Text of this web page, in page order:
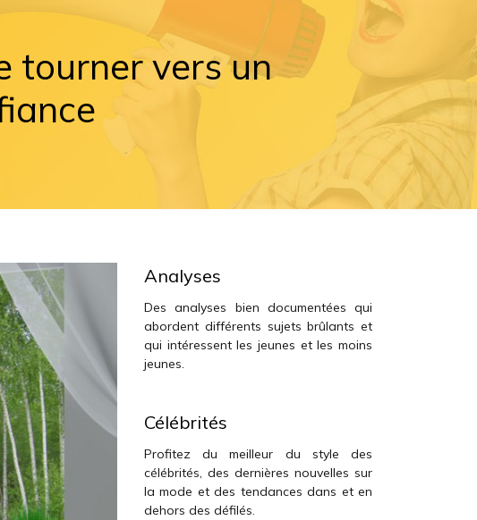
tourner vers un
Analyses
Des analyses bien documentées qui
abordent différents sujets brûlants et
qui intéressent les jeunes et les moins
jeunes.
Célébrités
Profitez du meilleur du style des
célébrités, des dernières nouvelles sur
la mode et des tendances dans et en
dehors des défilés.